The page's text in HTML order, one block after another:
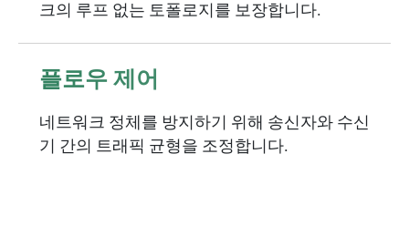
크의 루프 없는 토폴로지를 보장합니다.
플로우 제어
네트워크 정체를 방지하기 위해 송신자와 수신
기 간의 트래픽 균형을 조정합니다.